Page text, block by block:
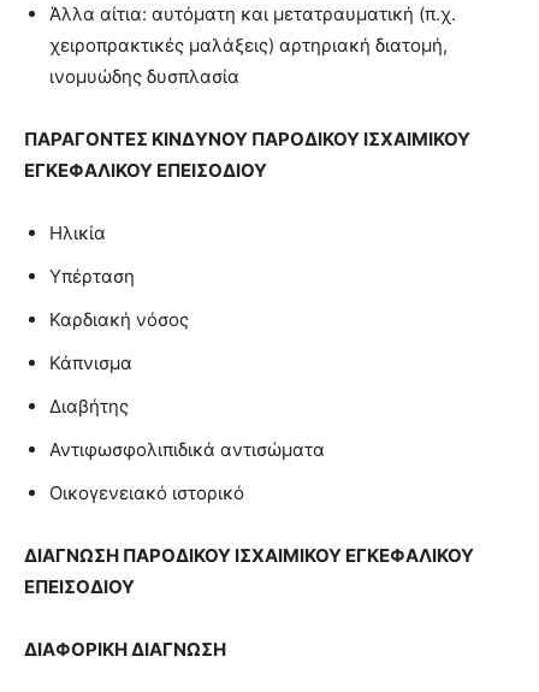
Άλλα αίτια: αυτόματη και μετατραυματική (π.χ.
χειροπρακτικές μαλάξεις) αρτηριακή διατομή,
ινομυώδης δυσπλασία
ΠΑΡΑΓΟΝΤΕΣ ΚΙΝΔΥΝΟΥ ΠΑΡΟΔΙΚΟΥ ΙΣΧΑΙΜΙΚΟΥ
ΕΓΚΕΦΑΛΙΚΟΥ ΕΠΕΙΣΟΔΙΟΥ
Ηλικία
Υπέρταση
Καρδιακή νόσος
Κάπνισμα
Διαβήτης
Αντιφωσφολιπιδικά αντισώματα
Οικογενειακό ιστορικό
ΔΙΑΓΝΩΣΗ ΠΑΡΟΔΙΚΟΥ ΙΣΧΑΙΜΙΚΟΥ ΕΓΚΕΦΑΛΙΚΟΥ
ΕΠΕΙΣΟΔΙΟΥ
ΔΙΑΦΟΡΙΚΗ ΔΙΑΓΝΩΣΗ